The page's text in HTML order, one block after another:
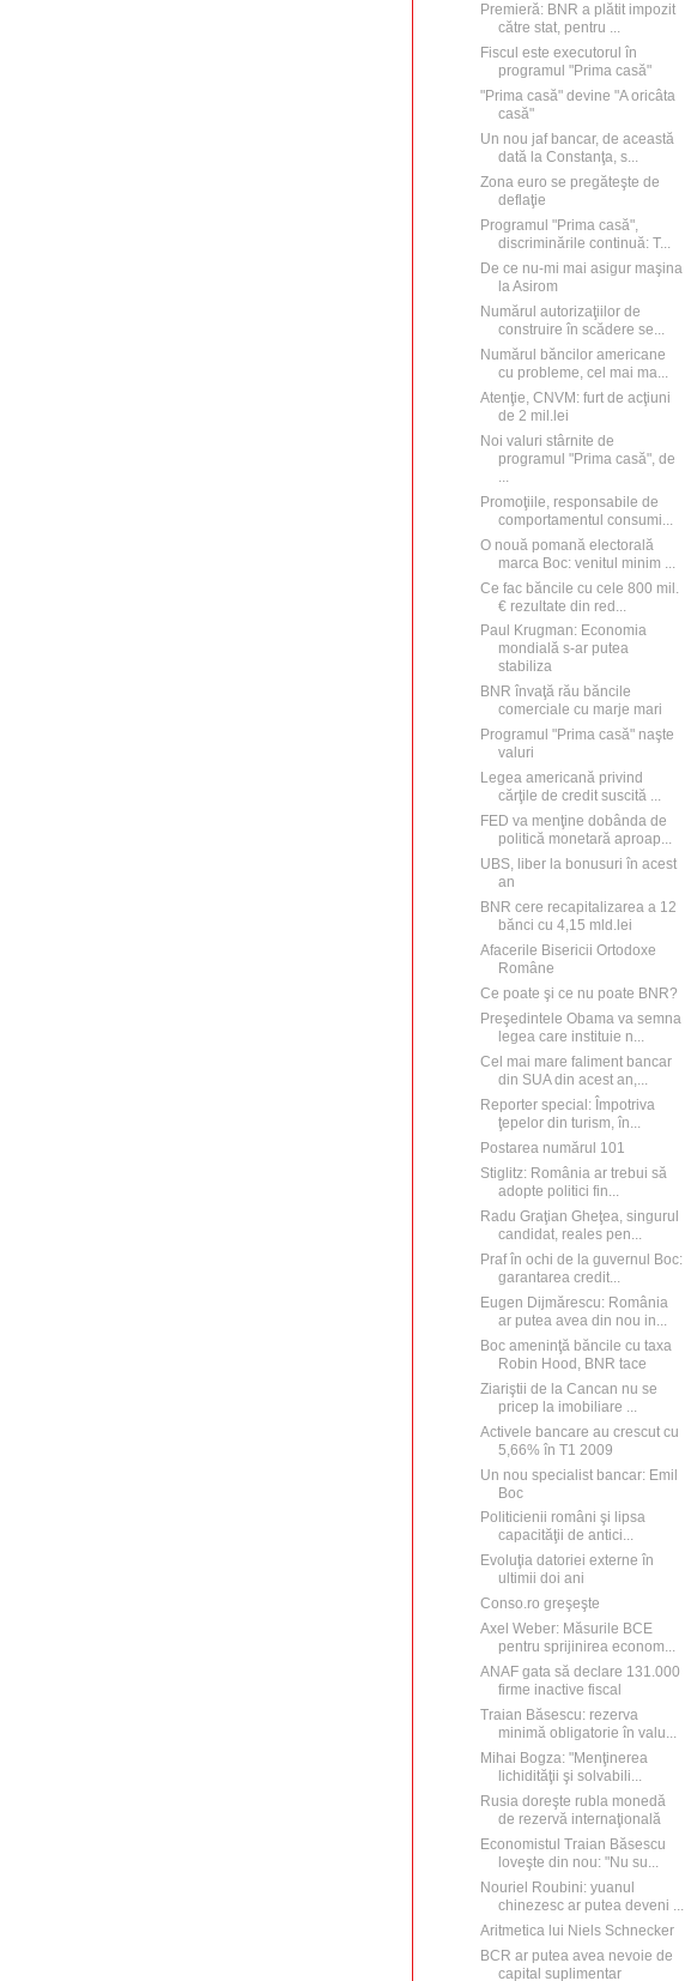
Premieră: BNR a plătit impozit
către stat, pentru ...
Fiscul este executorul în
programul "Prima casă"
"Prima casă" devine "A oricâta
casă"
Un nou jaf bancar, de această
dată la Constanţa, s...
Zona euro se pregăteşte de
deflaţie
Programul "Prima casă",
discriminările continuă: T...
De ce nu-mi mai asigur maşina
la Asirom
Numărul autorizaţiilor de
construire în scădere se...
Numărul băncilor americane
cu probleme, cel mai ma...
Atenţie, CNVM: furt de acţiuni
de 2 mil.lei
Noi valuri stârnite de
programul "Prima casă", de
Promoţiile, responsabile de
comportamentul consumi...
O nouă pomană electorală
marca Boc: venitul minim ...
Ce fac băncile cu cele 800 mil.
€ rezultate din red...
Paul Krugman: Economia
mondială s-ar putea
stabiliza
BNR învaţă rău băncile
comerciale cu marje mari
Programul "Prima casă" naşte
valuri
Legea americană privind
cărţile de credit suscită ...
FED va menţine dobânda de
politică monetară aproap...
UBS, liber la bonusuri în acest
an
BNR cere recapitalizarea a 12
bănci cu 4,15 mld.lei
Afacerile Bisericii Ortodoxe
Române
Ce poate şi ce nu poate BNR?
Preşedintele Obama va semna
legea care instituie n...
Cel mai mare faliment bancar
din SUA din acest an,...
Reporter special: Împotriva
ţepelor din turism, în...
Postarea numărul 101
Stiglitz: România ar trebui să
adopte politici fin...
Radu Graţian Gheţea, singurul
candidat, reales pen...
Praf în ochi de la guvernul Boc:
garantarea credit...
Eugen Dijmărescu: România
ar putea avea din nou in...
Boc ameninţă băncile cu taxa
Robin Hood, BNR tace
Ziariştii de la Cancan nu se
pricep la imobiliare ...
Activele bancare au crescut cu
5,66% în T1 2009
Un nou specialist bancar: Emil
Boc
Politicienii români şi lipsa
capacităţii de antici...
Evoluţia datoriei externe în
ultimii doi ani
Conso.ro greşeşte
Axel Weber: Măsurile BCE
pentru sprijinirea econom...
ANAF gata să declare 131.000
firme inactive fiscal
Traian Băsescu: rezerva
minimă obligatorie în valu...
Mihai Bogza: "Menţinerea
lichidităţii şi solvabili...
Rusia doreşte rubla monedă
de rezervă internaţională
Economistul Traian Băsescu
loveşte din nou: "Nu su...
Nouriel Roubini: yuanul
chinezesc ar putea deveni ...
Aritmetica lui Niels Schnecker
BCR ar putea avea nevoie de
capital suplimentar